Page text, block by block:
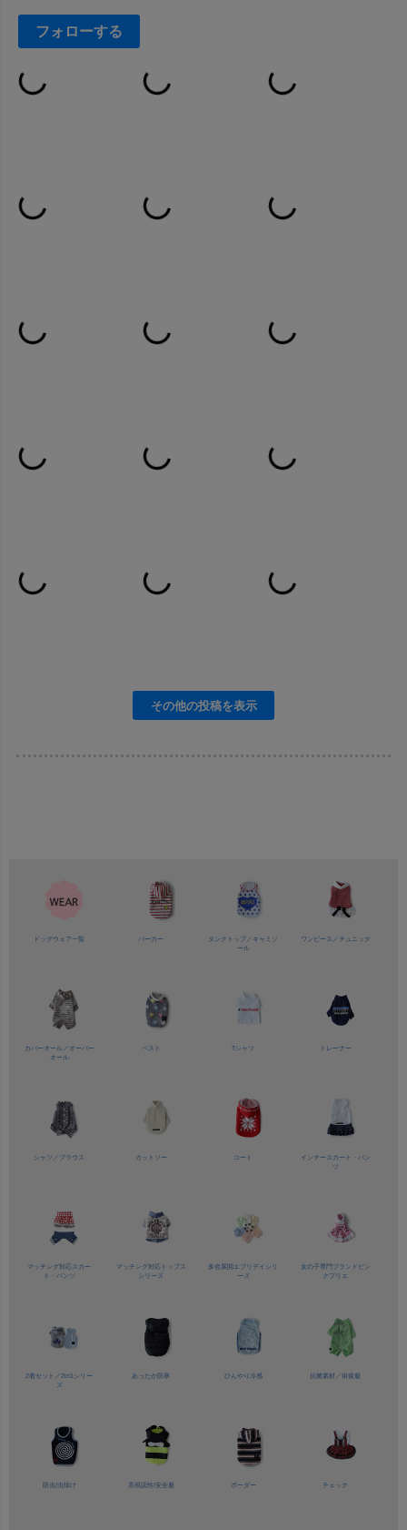
ドッグウェア一覧 パーカー タンクトップ／ キャミソ
ール
ワンピース／チュニック
カバーオール／ オーバー
オール
ベスト Tシャツ トレーナー
シャツ／ ブラウス カットソー コート
インナースカート・パン
ツ
マッチング対応スカー
ト・パンツ
マッチング対応トップス
シリーズ
多色展開 エブリデイシリ
ーズ
女の子専門ブランド ピン
クプリエ
2着セット／2in1シリー
ズ
あったか防寒 ひんやり冷感 抗菌素材／ 術後服
防虫/虫除け 高視認性/安全服 ボーダー チェック